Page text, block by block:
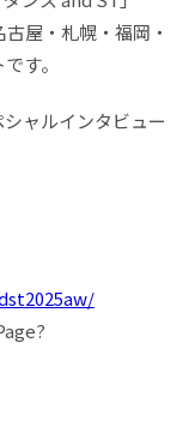
屋・札幌・福岡・
す。
ャルインタビュー